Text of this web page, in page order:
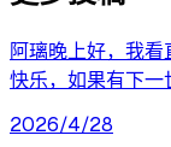
阿璃晚上好，我
快乐，如果有下
2026/4/28